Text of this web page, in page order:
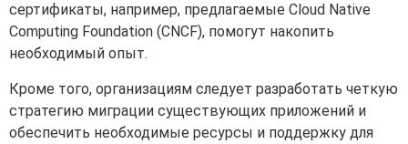
сертификаты, например, предлагаемые Cloud Native
Computing Foundation (CNCF), помогут накопить
необходимый опыт.
Кроме того, организациям следует разработать четкую
стратегию миграции существующих приложений и
обеспечить необходимые ресурсы и поддержку для